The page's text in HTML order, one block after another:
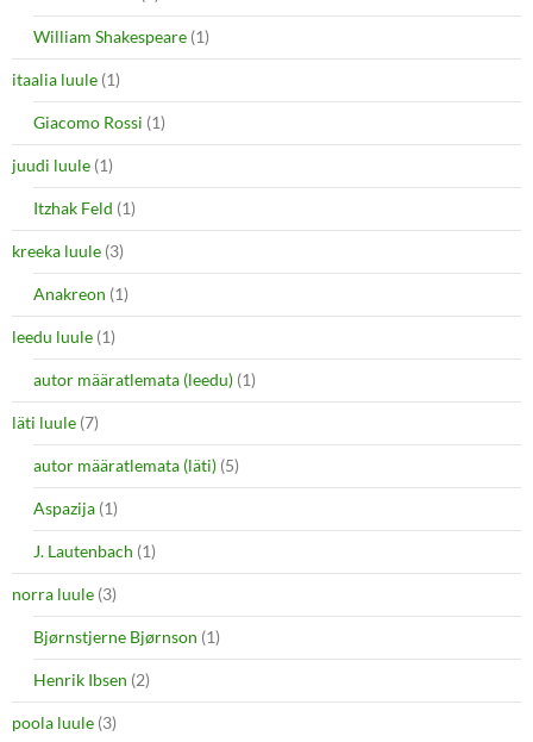
William Shakespeare (1)
itaalia luule (1)
Giacomo Rossi (1)
juudi luule (1)
Itzhak Feld (1)
kreeka luule (3)
Anakreon (1)
leedu luule (1)
autor määratlemata (leedu) (1)
läti luule (7)
autor määratlemata (läti) (5)
Aspazija (1)
J. Lautenbach (1)
norra luule (3)
Bjørnstjerne Bjørnson (1)
Henrik Ibsen (2)
poola luule (3)